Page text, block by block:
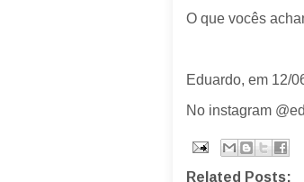
O que vocês
Eduardo, em 12/
No instagram
Related Posts: